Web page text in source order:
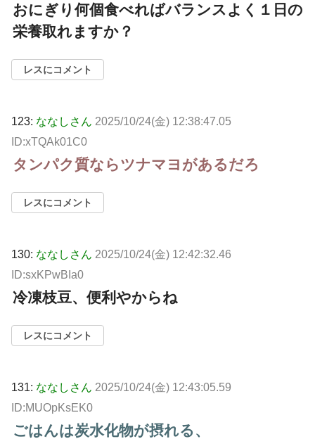
おにぎり何個食べればバランスよく１日の
栄養取れますか？
レスにコメント
123: ななしさん 2025/10/24(金) 12:38:47.05
ID:xTQAk01C0
タンパク質ならツナマヨがあるだろ
レスにコメント
130: ななしさん 2025/10/24(金) 12:42:32.46
ID:sxKPwBIa0
冷凍枝豆、便利やからね
レスにコメント
131: ななしさん 2025/10/24(金) 12:43:05.59
ID:MUOpKsEK0
ごはんは炭水化物が摂れる、